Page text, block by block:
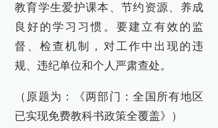
教育学生爱护课本、节约资源、养成
良好的学习习惯。要建立有效的监
督、检查机制，对工作中出现的违
规、违纪单位和个人严肃查处。
（原题为：《两部门：全国所有地区
已实现免费教科书政策全覆盖》）